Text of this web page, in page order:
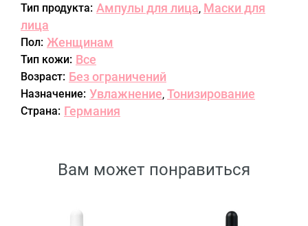
Тип продукта: Ампулы для лица, Маски для
лица
Пол: Женщинам
Тип кожи: Все
Возраст: Без ограничений
Назначение: Увлажнение, Тонизирование
Страна: Германия
Вам может понравиться